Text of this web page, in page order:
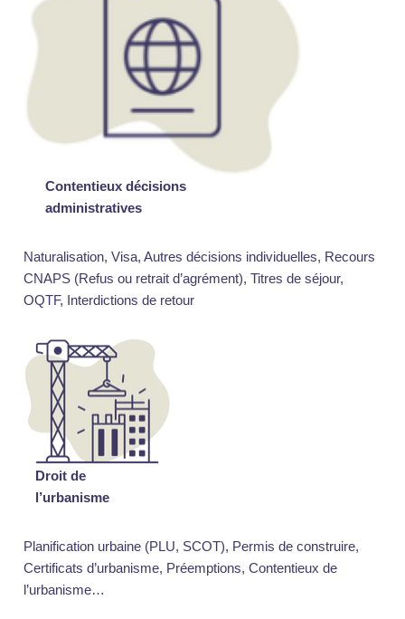
Contentieux décisions
administratives
Naturalisation, Visa, Autres décisions individuelles, Recours
CNAPS (Refus ou retrait d’agrément), Titres de séjour,
OQTF, Interdictions de retour
Droit de
l’urbanisme
Planification urbaine (PLU, SCOT), Permis de construire,
Certificats d’urbanisme, Préemptions, Contentieux de
l’urbanisme…